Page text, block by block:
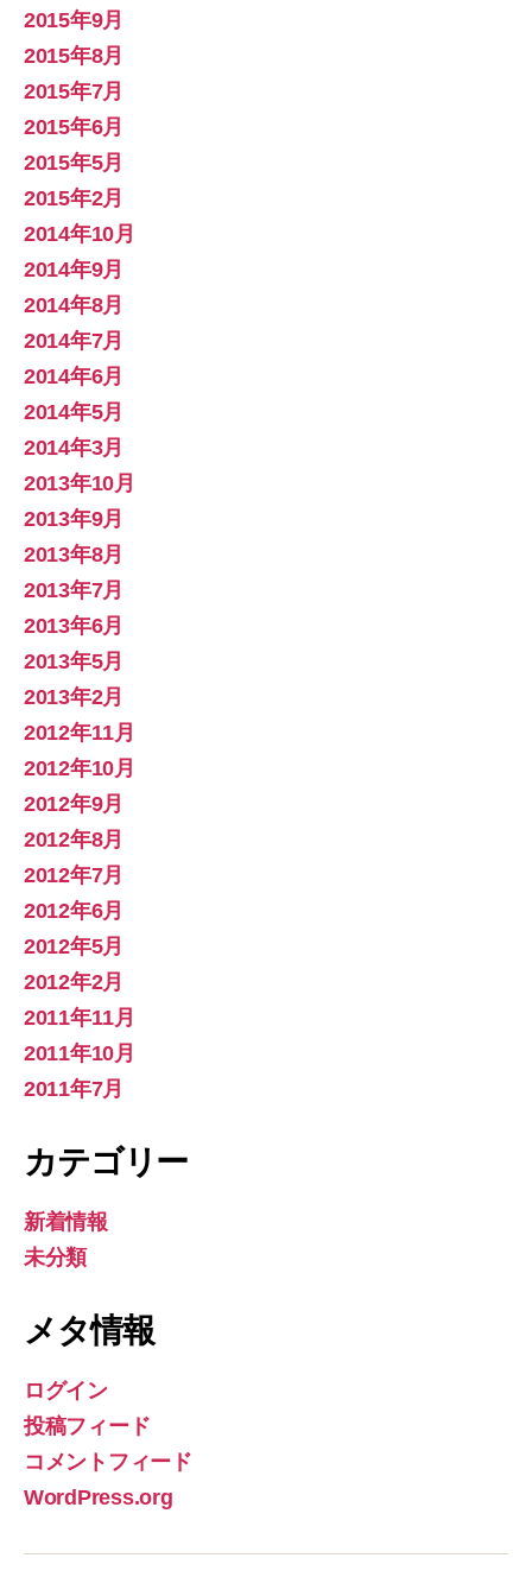
2015年9月
2015年8月
2015年7月
2015年6月
2015年5月
2015年2月
2014年10月
2014年9月
2014年8月
2014年7月
2014年6月
2014年5月
2014年3月
2013年10月
2013年9月
2013年8月
2013年7月
2013年6月
2013年5月
2013年2月
2012年11月
2012年10月
2012年9月
2012年8月
2012年7月
2012年6月
2012年5月
2012年2月
2011年11月
2011年10月
2011年7月
カテゴリー
新着情報
未分類
メタ情報
ログイン
投稿フィード
コメントフィード
WordPress.org